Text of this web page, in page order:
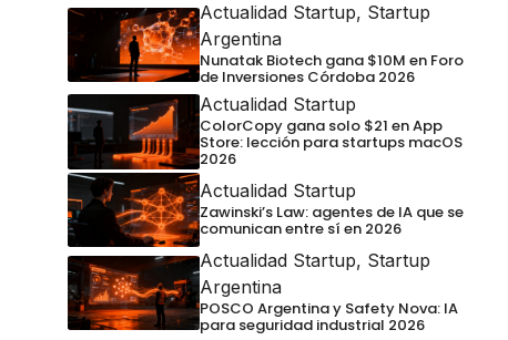
Actualidad Startup, Startup
Argentina
Nunatak Biotech gana $10M en Foro
de Inversiones Córdoba 2026
Actualidad Startup
ColorCopy gana solo $21 en App
Store: lección para startups macOS
2026
Actualidad Startup
Zawinski’s Law: agentes de IA que se
comunican entre sí en 2026
Actualidad Startup, Startup
Argentina
POSCO Argentina y Safety Nova: IA
para seguridad industrial 2026